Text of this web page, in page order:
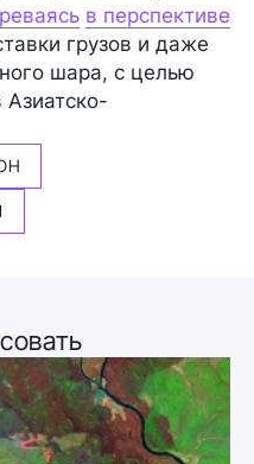
в перспективе
грузов и даже
шара, с целью
Азиатско-